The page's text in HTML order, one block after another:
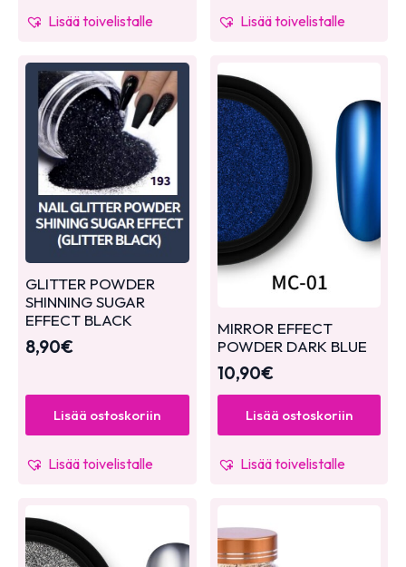
Lisää toivelistalle Lisää toivelistalle
GLITTER POWDER
SHINNING SUGAR
EFFECT BLACK
8,90€
Lisää ostoskoriin
Lisää toivelistalle
MIRROR EFFECT
POWDER DARK BLUE
10,90€
Lisää ostoskoriin
Lisää toivelistalle